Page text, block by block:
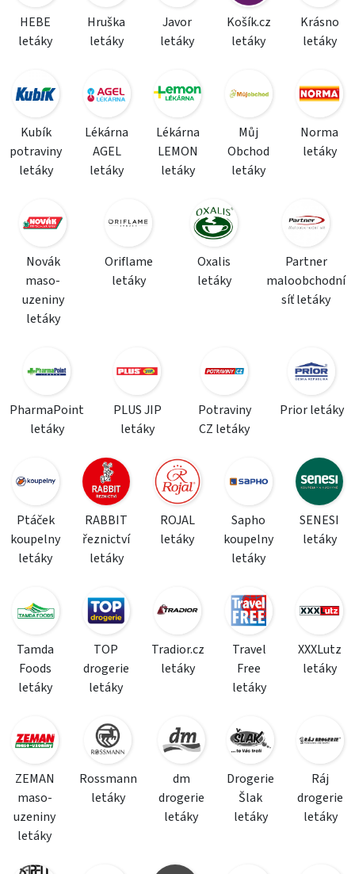
HEBE
letáky
Hruška
letáky
Javor
letáky
Košík.cz
letáky
Krásno
letáky
Kubík
potraviny
letáky
Lékárna
AGEL
letáky
Lékárna
LEMON
letáky
Můj
Obchod
letáky
Norma
letáky
Novák
maso-
uzeniny
letáky
Oriflame
letáky
Oxalis
letáky
Partner
maloobchodní
síť letáky
PharmaPoint
letáky
PLUS JIP
letáky
Potraviny
CZ letáky
Prior letáky
Ptáček
koupelny
letáky
RABBIT
řeznictví
letáky
ROJAL
letáky
Sapho
koupelny
letáky
SENESI
letáky
Tamda
Foods
letáky
TOP
drogerie
letáky
Tradior.cz
letáky
Travel
Free
letáky
XXXLutz
letáky
ZEMAN
maso-
uzeniny
letáky
Rossmann
letáky
dm
drogerie
letáky
Drogerie
Šlak
letáky
Ráj
drogerie
letáky